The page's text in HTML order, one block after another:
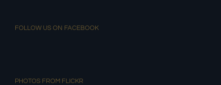
FOLLOW US ON FACEBOOK
PHOTOS FROM FLICKR